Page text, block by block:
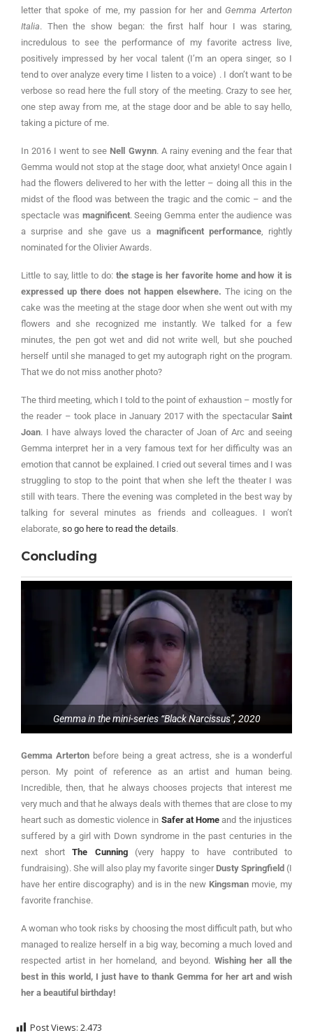
letter that spoke of me, my passion for her and Gemma Arterton
Italia. Then the show began: the first half hour I was staring,
incredulous to see the performance of my favorite actress live,
positively impressed by her vocal talent (I’m an opera singer, so I
tend to over analyze every time I listen to a voice) . I don’t want to be
verbose so read here the full story of the meeting. Crazy to see her,
one step away from me, at the stage door and be able to say hello,
taking a picture of me.
In 2016 I went to see Nell Gwynn. A rainy evening and the fear that
Gemma would not stop at the stage door, what anxiety! Once again I
had the flowers delivered to her with the letter – doing all this in the
midst of the flood was between the tragic and the comic – and the
spectacle was magnificent. Seeing Gemma enter the audience was
a surprise and she gave us a magnificent performance, rightly
nominated for the Olivier Awards.
Little to say, little to do: the stage is her favorite home and how it is
expressed up there does not happen elsewhere. The icing on the
cake was the meeting at the stage door when she went out with my
flowers and she recognized me instantly. We talked for a few
minutes, the pen got wet and did not write well, but she pouched
herself until she managed to get my autograph right on the program.
That we do not miss another photo?
The third meeting, which I told to the point of exhaustion – mostly for
the reader – took place in January 2017 with the spectacular Saint
Joan. I have always loved the character of Joan of Arc and seeing
Gemma interpret her in a very famous text for her difficulty was an
emotion that cannot be explained. I cried out several times and I was
struggling to stop to the point that when she left the theater I was
still with tears. There the evening was completed in the best way by
talking for several minutes as friends and colleagues. I won’t
elaborate, so go here to read the details.
Concluding
Gemma in the mini-series “Black Narcissus”, 2020
Gemma Arterton before being a great actress, she is a wonderful
person. My point of reference as an artist and human being.
Incredible, then, that he always chooses projects that interest me
very much and that he always deals with themes that are close to my
heart such as domestic violence in Safer at Home and the injustices
suffered by a girl with Down syndrome in the past centuries in the
next shortThe Cunning(very happy to have contributed to
fundraising). She will also play my favorite singer Dusty Springfield (I
have her entire discography) and is in the new Kingsman movie, my
favorite franchise.
A woman who took risks by choosing the most difficult path, but who
managed to realize herself in a big way, becoming a much loved and
respected artist in her homeland, and beyond. Wishing her all the
best in this world, I just have to thank Gemma for her art and wish
her a beautiful birthday!
Post Views: 2.473